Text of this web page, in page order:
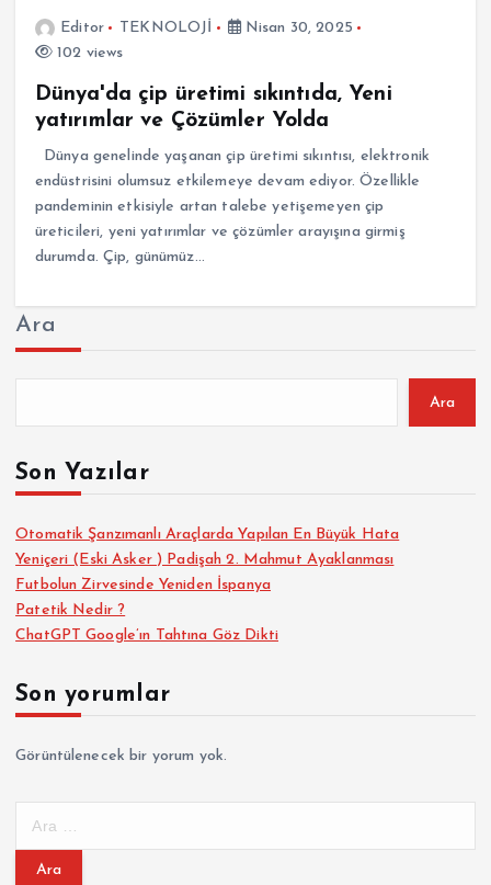
Editor TEKNOLOJİ
Nisan 30, 2025
102 views
Dünya'da çip üretimi sıkıntıda, Yeni
yatırımlar ve Çözümler Yolda
Dünya genelinde yaşanan çip üretimi sıkıntısı, elektronik
endüstrisini olumsuz etkilemeye devam ediyor. Özellikle
pandeminin etkisiyle artan talebe yetişemeyen çip
üreticileri, yeni yatırımlar ve çözümler arayışına girmiş
durumda. Çip, günümüz…
Ara
Ara
Son Yazılar
Otomatik Şanzımanlı Araçlarda Yapılan En Büyük Hata
Yeniçeri (Eski Asker ) Padişah 2. Mahmut Ayaklanması
Futbolun Zirvesinde Yeniden İspanya
Patetik Nedir ?
ChatGPT Google’ın Tahtına Göz Dikti
Son yorumlar
Görüntülenecek bir yorum yok.